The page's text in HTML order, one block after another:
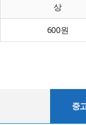
상
600원
중